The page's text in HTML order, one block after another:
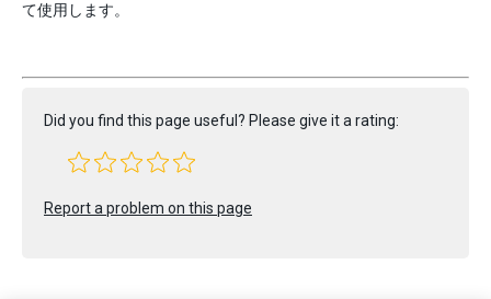
て使用します。
Did you find this page useful? Please give it a rating:
Report a problem on this page